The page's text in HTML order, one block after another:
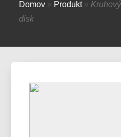
Domov » Produkt»
disk